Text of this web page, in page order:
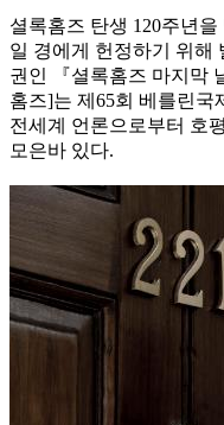
셜록홈즈 탄생 120주년
일 경에게 헌정하기 위해
권인 『셜록홈즈 마지막
홈즈]는 제65회 베를린국
전세계 언론으로부터 호
모은바 있다.